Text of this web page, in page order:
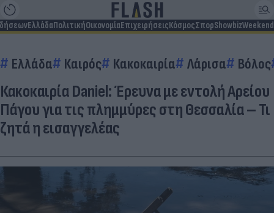
ΕλλάδαΠολιτικήΟικονομίαΕπιχειρήσειςΚόσμοςΣπορShowbizWeekend
Ελλάδα Καιρός Κακοκαιρία Λάρισα Βόλος
Κακοκαιρία Daniel: Έρευνα με εντολή Αρείου
Πάγου για τις πλημμύρες στη Θεσσαλία – Τι
ζητά η εισαγγελέας